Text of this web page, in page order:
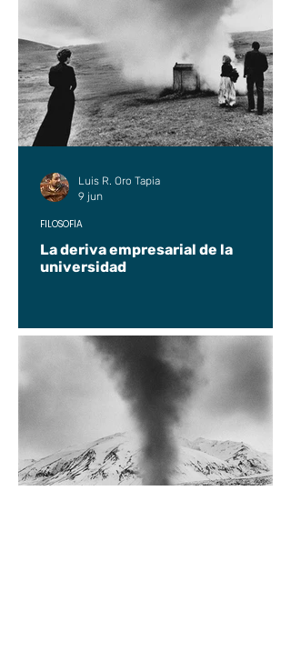
La deriva empresarial de la
universidad
FILOSOFÍA
Luis R. Oro Tapia
9 jun